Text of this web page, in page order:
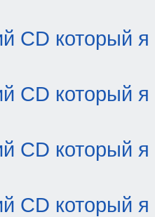
CD который я
CD который я
CD который я
CD который я